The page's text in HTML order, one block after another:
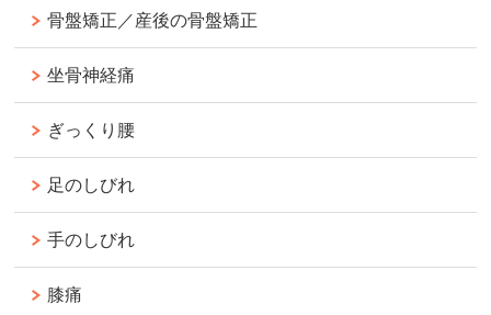
骨盤矯正／産後の骨盤矯正
坐骨神経痛
ぎっくり腰
足のしびれ
手のしびれ
膝痛